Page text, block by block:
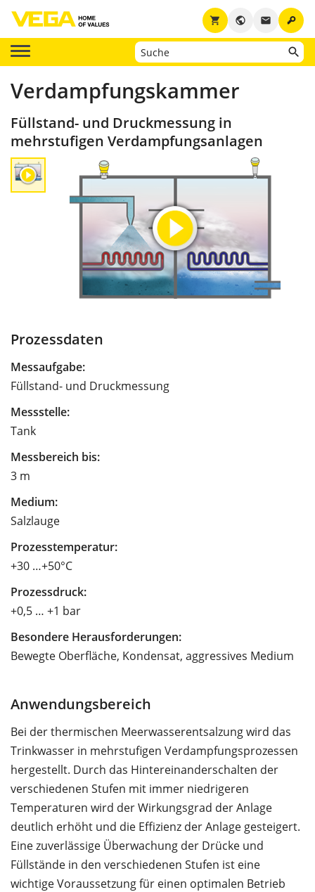
key
email
public
shopping_cart
Verdampfungskammer
Füllstand- und Druckmessung in
mehrstufigen Verdampfungsanlagen
Prozessdaten
Messaufgabe:
Füllstand- und Druckmessung
Messstelle:
Tank
Messbereich bis:
3 m
Medium:
Salzlauge
Prozesstemperatur:
+30 …+50°C
Prozessdruck:
+0,5 … +1 bar
Besondere Herausforderungen:
Bewegte Oberfläche, Kondensat, aggressives Medium
Anwendungsbereich
Bei der thermischen Meerwasserentsalzung wird das
Trinkwasser in mehrstufigen Verdampfungsprozessen
hergestellt. Durch das Hintereinanderschalten der
verschiedenen Stufen mit immer niedrigeren
Temperaturen wird der Wirkungsgrad der Anlage
deutlich erhöht und die Effizienz der Anlage gesteigert.
Eine zuverlässige Überwachung der Drücke und
Füllstände in den verschiedenen Stufen ist eine
wichtige Voraussetzung für einen optimalen Betrieb